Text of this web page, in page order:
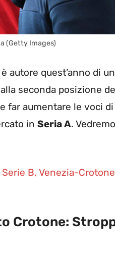
(Getty Images)
è autore quest’anno di
seconda posizione
far aumentare le voci
in Seria A.
Serie B, Venezia-
Crotone: